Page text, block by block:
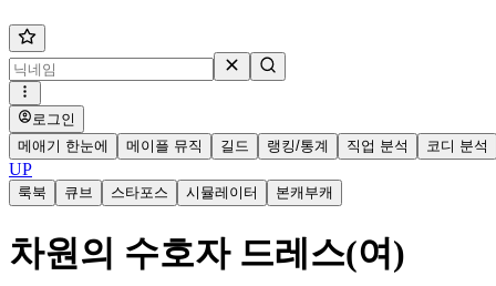
로그인
메애기 한눈에
메이플 뮤직 길드 랭킹/통계 직업 분석 코디 분석
UP
룩북 큐브 스타포스 시뮬레이터 본캐부캐
차원의 수호자 드레스(여)